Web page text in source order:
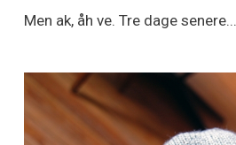
Men ak, åh ve. Tre dage senere...